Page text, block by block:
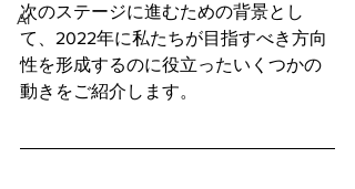
AI
次のステージに進むための背景とし
て、2022年に私たちが目指すべき方向
性を形成するのに役立ったいくつかの
動きをご紹介します。